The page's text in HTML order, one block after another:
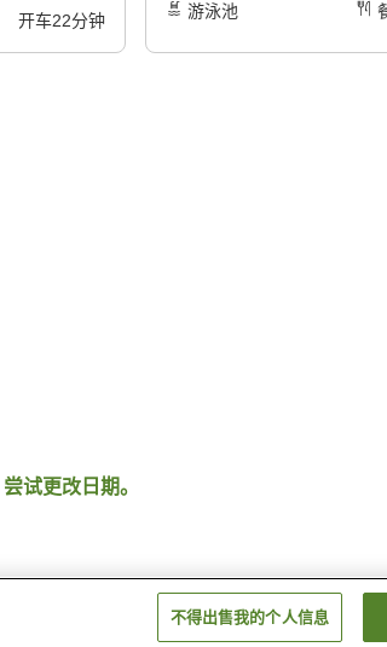
开车22分钟
游泳池
尝试更改日期。
不得出售我的个人信息